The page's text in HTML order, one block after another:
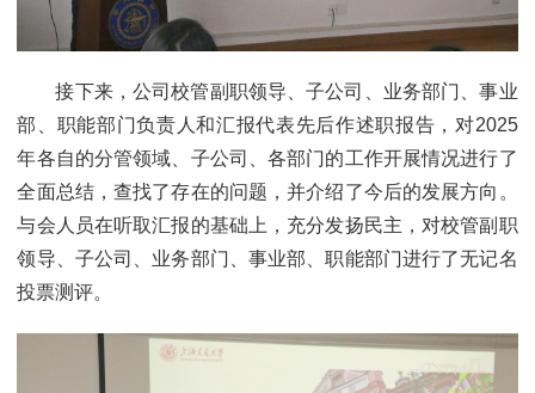
接下来，公司校管副职领导、子公司、业务部门、事业
部、职能部门负责人和汇报代表先后作述职报告，对2025
年各自的分管领域、子公司、各部门的工作开展情况进行了
全面总结，查找了存在的问题，并介绍了今后的发展方向。
与会人员在听取汇报的基础上，充分发扬民主，对校管副职
领导、子公司、业务部门、事业部、职能部门进行了无记名
投票测评。